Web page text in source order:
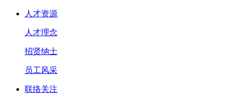
人才资源
人才理念
招贤纳士
员工风采
联络关注